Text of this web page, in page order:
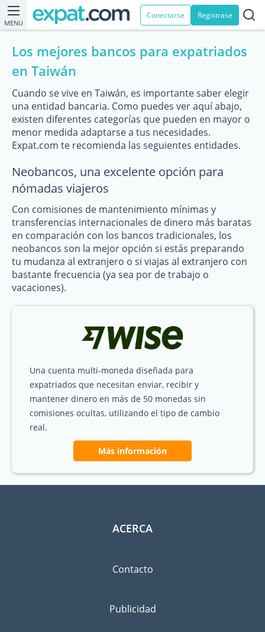
MENU
Conectarse Registrase
Los mejores bancos para expatriados
en Taiwán
Cuando se vive en Taiwán, es importante saber elegir
una entidad bancaria. Como puedes ver aquí abajo,
existen diferentes categorías que pueden en mayor o
menor medida adaptarse a tus necesidades.
Expat.com te recomienda las seguientes entidades.
Neobancos, una excelente opción para
nómadas viajeros
Con comisiones de mantenimiento mínimas y
transferencias internacionales de dinero más baratas
en comparación con los bancos tradicionales, los
neobancos son la mejor opción si estás preparando
tu mudanza al extranjero o si viajas al extranjero con
bastante frecuencia (ya sea por de trabajo o
vacaciones).
Una cuenta multi-moneda diseñada para
expatriados que necesitan enviar, recibir y
mantener dinero en más de 50 monedas sin
comisiones ocultas, utilizando el tipo de cambio
real.
Más información
ACERCA
Contacto
Publicidad